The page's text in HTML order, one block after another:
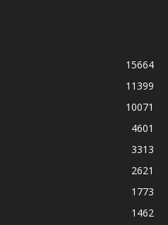
15664
11399
10071
4601
3313
2621
1773
1462